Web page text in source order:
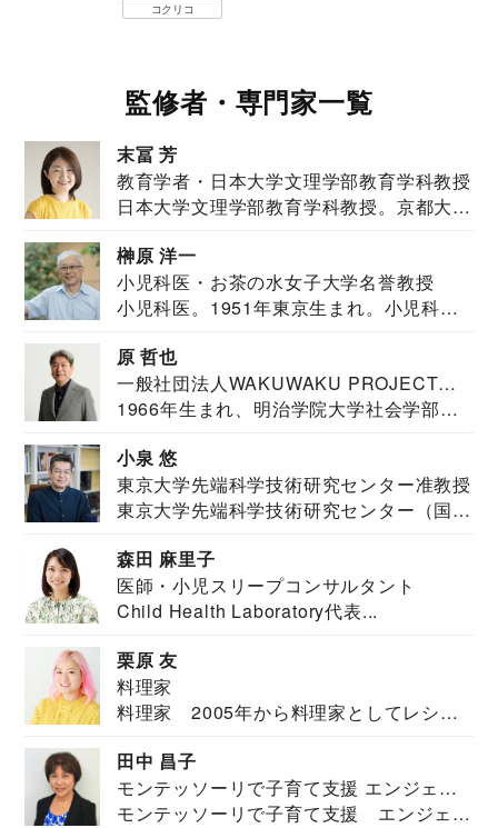
コクリコ
監修者・専門家一覧
末冨 芳
教育学者・日本大学文理学部教育学科教授
日本大学文理学部教育学科教授。京都大学
榊原 洋一
小児科医・お茶の水女子大学名誉教授
小児科医。1951年東京生まれ。小児科
原 哲也
一般社団法人WAKUWAKU PROJECT
JAPAN代表・言語聴覚士・社会福祉士
1966年生まれ、明治学院大学社会学部福
小泉 悠
東京大学先端科学技術研究センター准教授
東京大学先端科学技術研究センター（国際
森田 麻里子
医師・小児スリープコンサルタント
Child Health Laboratory代表...
栗原 友
料理家
料理家 2005年から料理家としてレシピ
田中 昌子
モンテッソーリで子育て支援 エンジェル
ズハウス研究所所長
モンテッソーリで子育て支援 エンジェル